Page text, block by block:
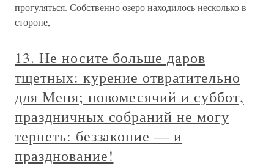
прогуляться. Собственно озеро находилось несколько в
стороне,
13. Не носите больше даров
тщетных: курение отвратительно
для Меня; новомесячий и суббот,
праздничных собраний не могу
терпеть: беззаконие — и
празднование!